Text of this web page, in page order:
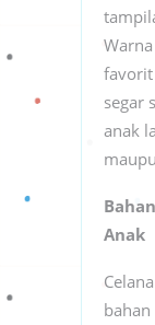
favorit
segar
anak
Anak